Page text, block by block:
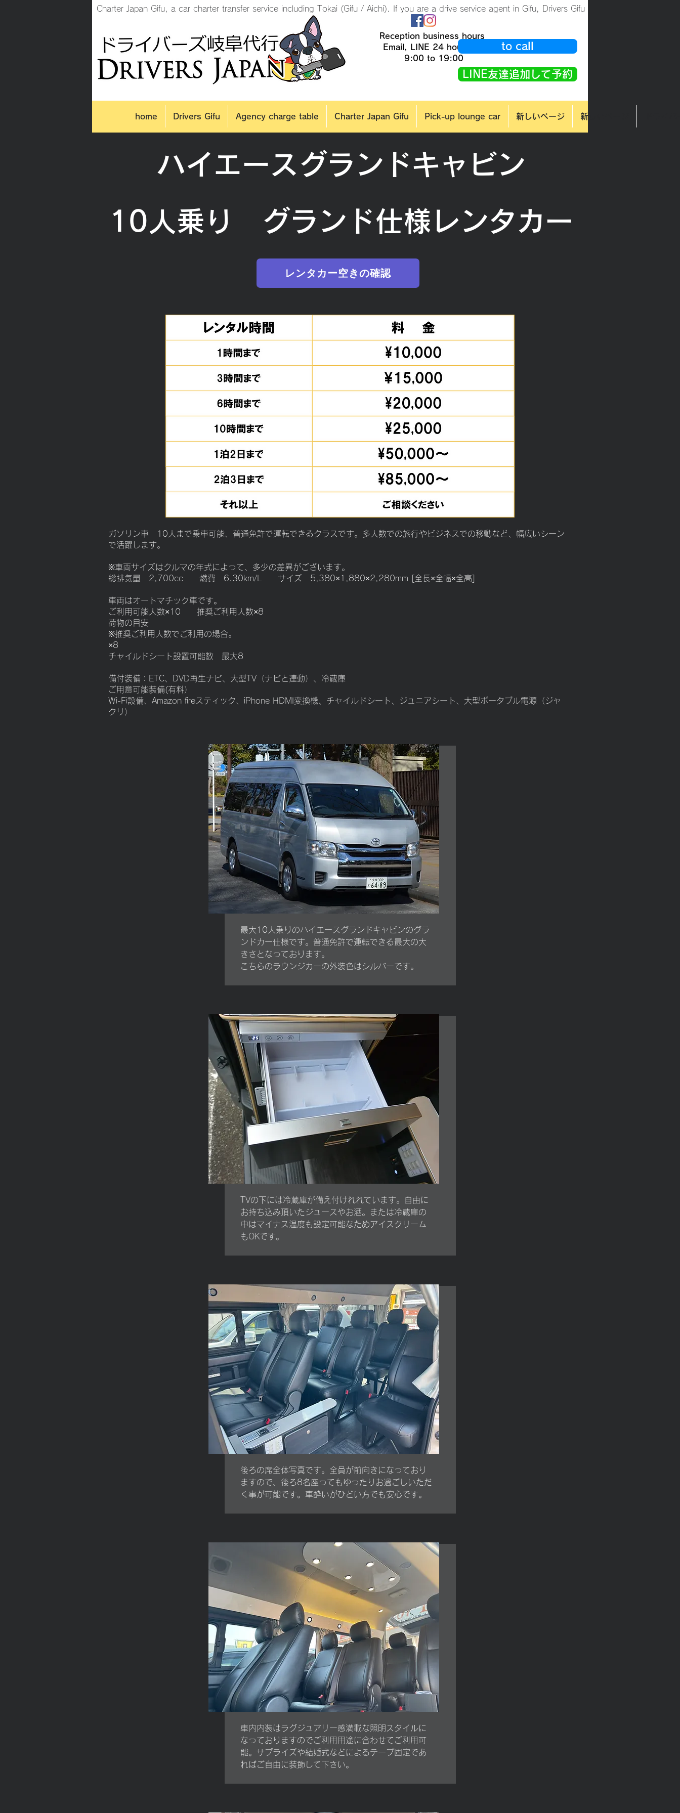
Charter Japan Gifu, a car charter transfer service including Tokai (Gifu / Aichi). If you are a drive service agent in Gifu, Drivers Gifu
Reception business hours
Email, LINE 24 hours OK
9:00 to 19:00
to call
LINE友達追加して予約
home Drivers Gifu Agency charge table Charter Japan Gifu Pick-up lounge car 新しいページ 新しいページ
ハイエースグランドキャビン
​10人乗り グランド仕様レンタカー
レンタカー空きの確認
ガソリン車 10人まで乗車可能、普通免許で運転できるクラスです。多人数での旅行やビジネスでの移動など、幅広いシーン
で活躍します。
※車両サイズはクルマの年式によって、多少の差異がございます。
総排気量 2,700cc 燃費 6.30km/L サイズ 5,380×1,880×2,280mm [全長×全幅×全高]
車両はオートマチック車です。
ご利用可能人数×10 推奨ご利用人数×8
荷物の目安
※推奨ご利用人数でご利用の場合。
×8
チャイルドシート設置可能数 最大8
備付装備：ETC、DVD再生ナビ、大型TV（ナビと連動）、冷蔵庫
ご用意可能装備(有料）
Wi-Fi設備、Amazon fireスティック、iPhone HDMI変換機、チャイルドシート、ジュニアシート、大型ポータブル電源（ジャ
クリ）
最大10人乗りのハイエースグランドキャビンのグラ
ンドカー仕様です。普通免許で運転できる最大の大
きさとなっております。
​こちらのラウンジカーの外装色はシルバーです。
TVの下には冷蔵庫が備え付けれれています。自由に
お持ち込み頂いたジュースやお酒。または冷蔵庫の
中はマイナス温度も設定可能なためアイスクリーム
もOKです。
後ろの席全体写真です。全員が前向きになっており
ますので、後ろ8名座ってもゆったりお過ごしいただ
く事が可能です。車酔いがひどい方でも安心です。
車内内装はラグジュアリー感満載な照明スタイルに
なっておりますのでご利用用途に合わせてご利用可
能。サプライズや結婚式などによるテープ固定であ
ればご自由に装飾して下さい。